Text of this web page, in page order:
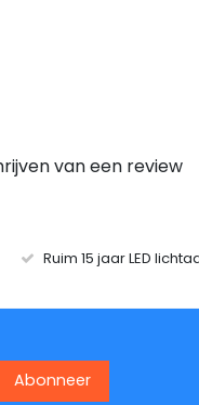
van een review
Ruim 15 jaar LED
Abonneer